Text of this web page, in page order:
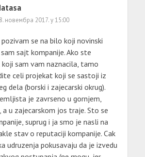
новембра 2017. у 15:00
se na bilo koji novinski
sajt kompanije. Ako ste
sam vam naznacila, tamo
celi projekat koji se sastoji iz
dela (borski i zajecarski okrug).
je zavrseno u gornjem,
a u zajecarskom jos traje. Sto se
suprug i ja smo je nasli na
stav o reputaciji kompanije. Cak
udruzenja pokusavaju da je izvedu